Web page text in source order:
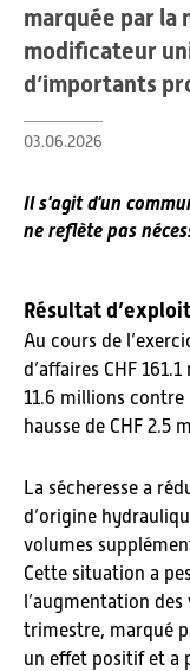
marquée par la
modificateur
d’importants
03.06.2026
Il s'agit d'un
ne reflète pas
Résultat
Au cours de
d’affaires CHF
11.6 millions contre
hausse de CHF 2.5
La sécheresse a
d’origine
volumes
Cette situation a
l’augmentation
trimestre, marqué
un effet positif et a